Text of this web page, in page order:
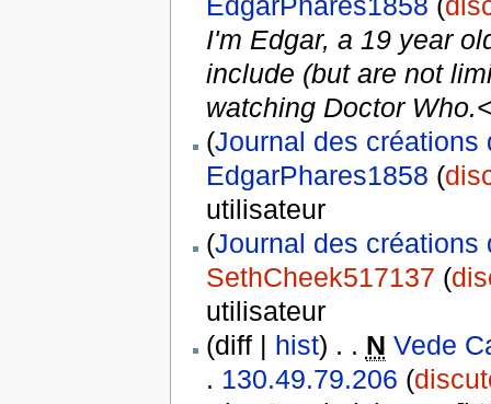
EdgarPhares1858 (
I'm Edgar, a 19 year
include (but are not
watching Doctor
(Journal des créations
EdgarPhares1858 (
utilisateur
(Journal des créations
SethCheek517137 (
utilisateur
(diff |
hist) . . N Vede
. 130.49.79.206 (